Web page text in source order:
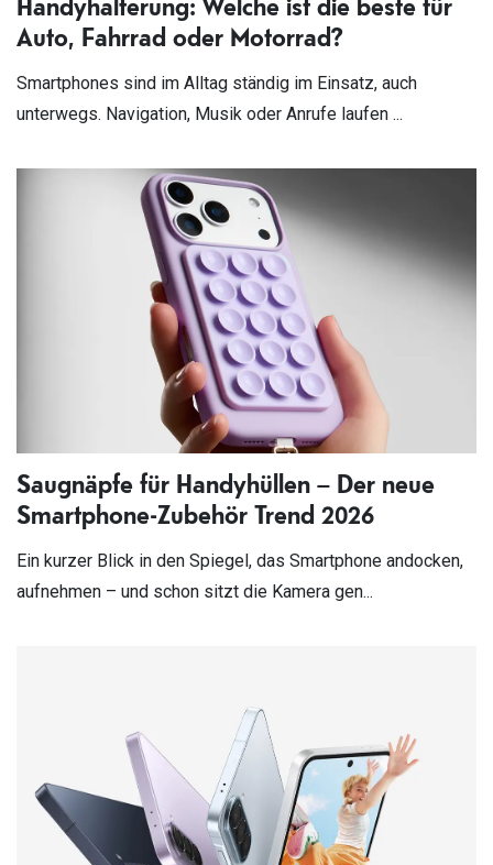
Auto, Fahrrad oder Motorrad?
Smartphones sind im Alltag ständig im Einsatz, auch
unterwegs. Navigation, Musik oder Anrufe laufen ...
Saugnäpfe für Handyhüllen – Der neue
Smartphone-Zubehör Trend 2026
Ein kurzer Blick in den Spiegel, das Smartphone andocken,
aufnehmen – und schon sitzt die Kamera gen...